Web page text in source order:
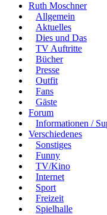
Ruth Moschner
Allgemein
Aktuelles
Dies und Das
TV Auftritte
Bücher
Presse
Outfit
Fans
Gäste
Forum
Informationen /
Verschiedenes
Sonstiges
Funny
TV/Kino
Internet
Sport
Freizeit
Spielhalle